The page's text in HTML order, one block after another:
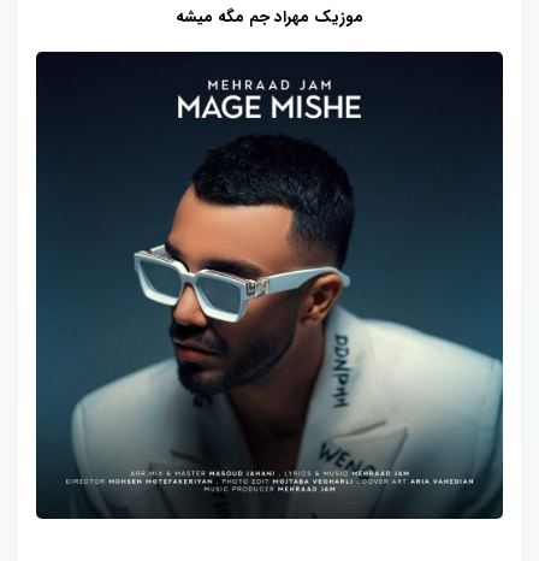
موزیک مهراد جم مگه میشه